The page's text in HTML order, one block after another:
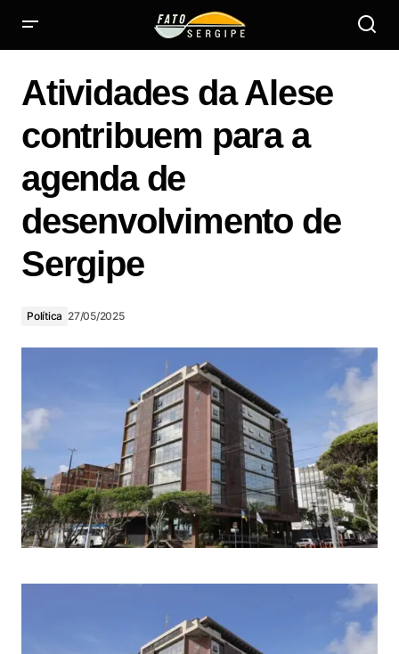
Atividades da Alese
contribuem para a
agenda de
desenvolvimento de
Sergipe
Política 27/05/2025